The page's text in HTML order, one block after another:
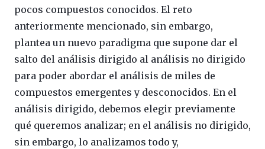
pocos compuestos conocidos. El reto
anteriormente mencionado, sin embargo,
plantea un nuevo paradigma que supone dar el
salto del análisis dirigido al análisis no dirigido
para poder abordar el análisis de miles de
compuestos emergentes y desconocidos. En el
análisis dirigido, debemos elegir previamente
qué queremos analizar; en el análisis no dirigido,
sin embargo, lo analizamos todo y,